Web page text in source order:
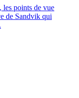
les points de vue
de Sandvik qui